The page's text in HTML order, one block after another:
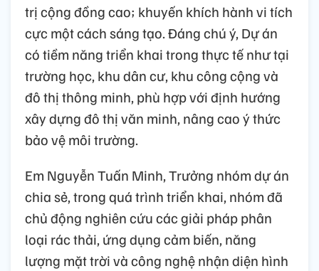
trị cộng đồng cao; khuyến khích hành vi tích
cực một cách sáng tạo. Đáng chú ý, Dự án
có tiềm năng triển khai trong thực tế như tại
trường học, khu dân cư, khu công cộng và
đô thị thông minh, phù hợp với định hướng
xây dựng đô thị văn minh, nâng cao ý thức
bảo vệ môi trường.
Em Nguyễn Tuấn Minh, Trưởng nhóm dự án
chia sẻ, trong quá trình triển khai, nhóm đã
chủ động nghiên cứu các giải pháp phân
loại rác thải, ứng dụng cảm biến, năng
lượng mặt trời và công nghệ nhận diện hình